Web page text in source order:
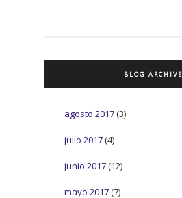
BLOG ARCHIVE
agosto 2017 (3)
julio 2017 (4)
junio 2017 (12)
mayo 2017 (7)